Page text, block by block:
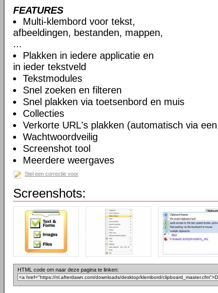
FEATURES
Multi-klembord voor tekst,
afbeeldingen, bestanden, mappen,
...
Plakken in iedere applicatie en
in ieder tekstveld
Tekstmodules
Snel zoeken en filteren
Snel plakken via toetsenbord en muis
Collecties
Verkorte URL's plakken (automatisch via
Wachtwoordveilig
Screenshot tool
Meerdere weergaves
Stel een correctie voor
Screenshots:
HTML code om naar deze pagina te linken: